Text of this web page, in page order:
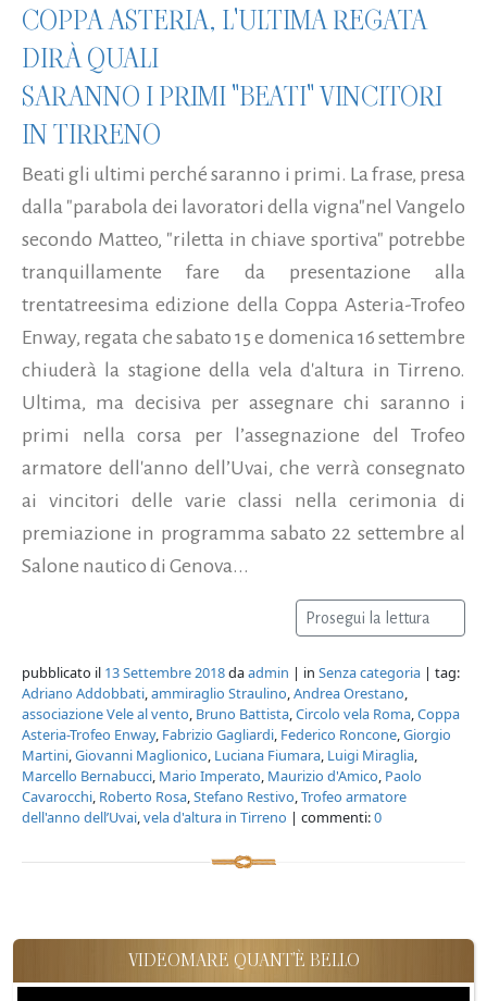
COPPA ASTERIA, L'ULTIMA REGATA
DIRÀ QUALI
SARANNO I PRIMI "BEATI" VINCITORI
IN TIRRENO
Beati gli ultimi perché saranno i primi. La frase, presa
dalla "parabola dei lavoratori della vigna"nel Vangelo
secondo Matteo, "riletta in chiave sportiva" potrebbe
tranquillamente fare da presentazione alla
trentatreesima edizione della Coppa Asteria-Trofeo
Enway, regata che sabato 15 e domenica 16 settembre
chiuderà la stagione della vela d'altura in Tirreno.
Ultima, ma decisiva per assegnare chi saranno i
primi nella corsa per l’assegnazione del Trofeo
armatore dell'anno dell’Uvai, che verrà consegnato
ai vincitori delle varie classi nella cerimonia di
premiazione in programma sabato 22 settembre al
Salone nautico di Genova...
Prosegui la lettura
pubblicato il 13 Settembre 2018daadmin | in Senza categoria | tag:
Adriano Addobbati,ammiraglio Straulino,Andrea Orestano,
associazione Vele al vento, Bruno Battista,Circolo vela Roma,Coppa
Asteria-Trofeo Enway, Fabrizio Gagliardi, Federico Roncone,Giorgio
Martini,Giovanni Maglionico, Luciana Fiumara, Luigi Miraglia,
Marcello Bernabucci, Mario Imperato, Maurizio d'Amico, Paolo
Cavarocchi, Roberto Rosa,Stefano Restivo,Trofeo armatore
dell'anno dell’Uvai,vela d'altura in Tirreno | commenti:0
VIDEOMARE QUANT'È BELLO